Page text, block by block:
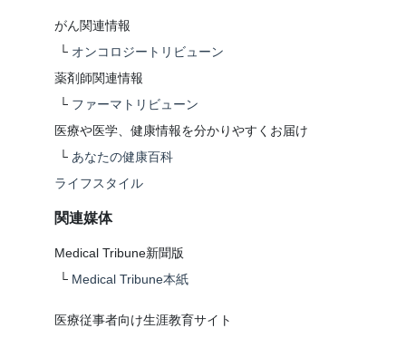
がん関連情報
└ オンコロジートリビューン
薬剤師関連情報
└ ファーマトリビューン
医療や医学、健康情報を分かりやすくお届け
└ あなたの健康百科
ライフスタイル
関連媒体
Medical Tribune新聞版
└ Medical Tribune本紙
医療従事者向け生涯教育サイト